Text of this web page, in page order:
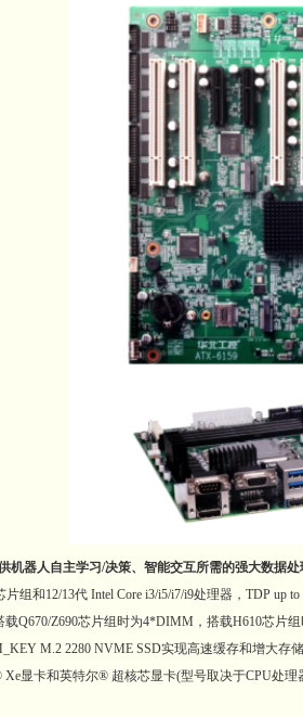
机器人自主学习/决策、智能交互所需的强大数据处
组和12/13代 Intel Core i3/i5/i7/i9处理器，TDP up
Z690芯片组时为4*DIMM，搭载H610芯片组
M.2 2280 NVME SSD实现高速缓存和增大存
卡和英特尔® 超核芯显卡(型号取决于CPU处理